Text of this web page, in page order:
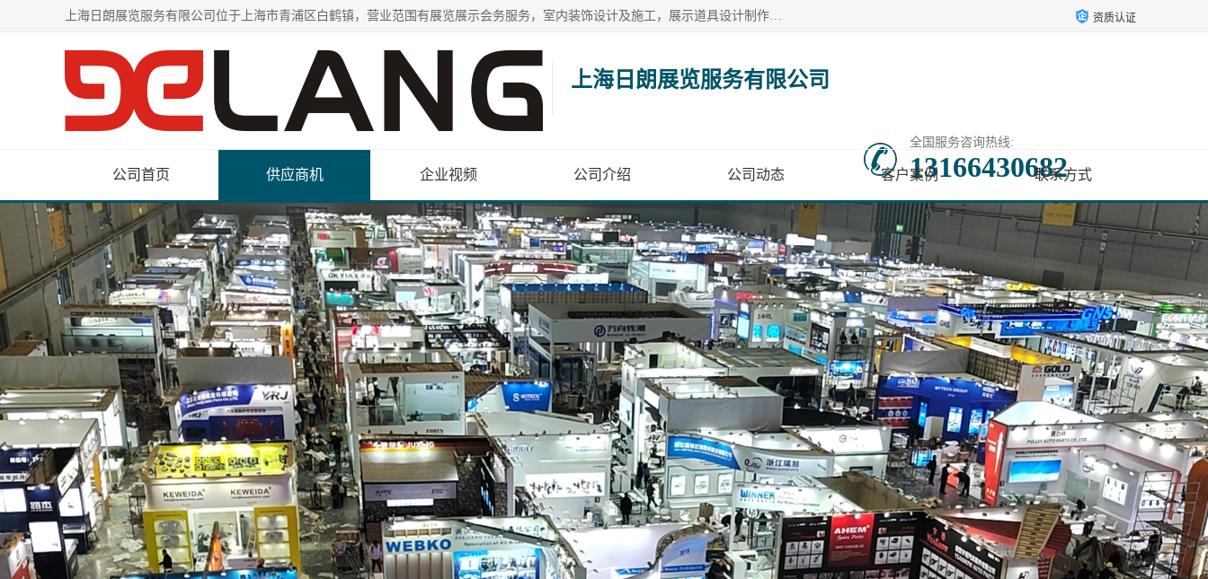
上海日朗展览服务有限公司位于上海市青浦区白鹤镇，营业范围有展览展示会务服务，室内装饰设计及施工，展示道具设计制作，舞台设计，图文设计，灯箱制作，园林绿化工程，广告装潢材料，建筑材料，办公用品，工艺礼品日用百货销售。 资质认证
上海日朗展览服务有限公司
全国服务咨询热线:
13166430682
公司首页 供应商机 企业视频 公司介绍 公司动态 客户案例 联系方式